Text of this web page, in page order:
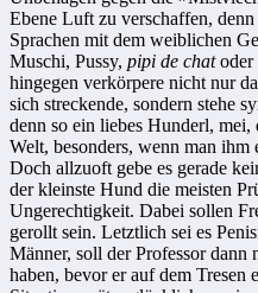
Ebene Luft zu verschaffen,
Sprachen mit dem weiblichen
Muschi, Pussy, pipi de chatoder
hingegen verkörpere nicht nur
sich streckende, sondern stehe
denn so ein liebes Hunderl, mei,
Welt, besonders, wenn man ihm
Doch allzuoft gebe es gerade
der kleinste Hund die meisten
Ungerechtigkeit. Dabei sollen
gerollt sein. Letztlich sei es
Männer, soll der Professor dann
haben, bevor er auf dem Tresen